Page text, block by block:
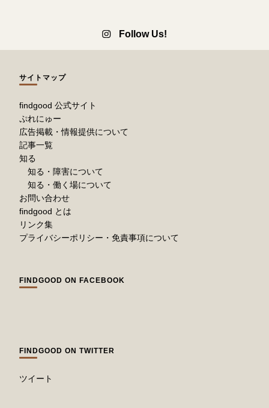
Follow Us!
サイトマップ
findgood 公式サイト
ぷれにゅー
広告掲載・情報提供について
記事一覧
知る
知る・障害について
知る・働く場について
お問い合わせ
findgood とは
リンク集
プライバシーポリシー・免責事項について
FINDGOOD ON FACEBOOK
FINDGOOD ON TWITTER
ツイート